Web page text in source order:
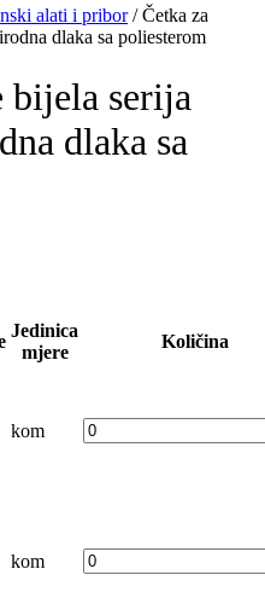
alati i pribor/ Četka za
dlaka sa poliesterom
bijela serija
dlaka sa
Jedinica
mjere
Količina
kom
kom